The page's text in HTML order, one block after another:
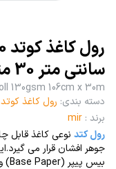
سانتی متر 30 متری
130gsm 106cm x 30m
دسته بندی: رول کاغذ
برند :
mir
رول کتد نوعی کاغذ قابل
جوهر افشان قرار می